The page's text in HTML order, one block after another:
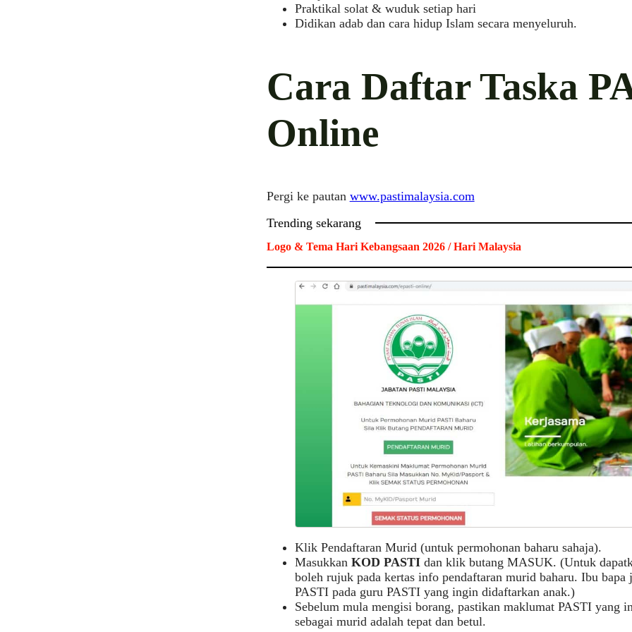
Praktikal solat & wuduk setiap hari
Didikan adab dan cara hidup Islam secara menyeluruh.
Cara Daftar Taska
Online
Pergi ke pautan www.pastimalaysia.com
Trending sekarang
Logo & Tema Hari Kebangsaan 2026 / Hari Malaysia
Klik Pendaftaran Murid (untuk permohonan baharu sahaja).
Masukkan KOD PASTIdan klik butang MASUK. (Untuk
boleh rujuk pada kertas info pendaftaran murid baharu. Ibu
PASTI pada guru PASTI yang ingin didaftarkan anak.)
Sebelum mula mengisi borang, pastikan maklumat PASTI yang
sebagai murid adalah tepat dan betul.